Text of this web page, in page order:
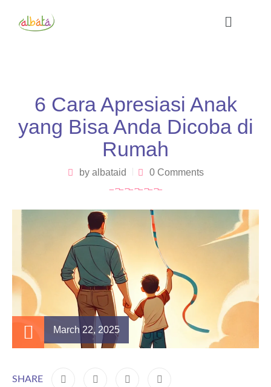
6 Cara Apresiasi Anak
yang Bisa Anda Dicoba di
Rumah
by albataid 0 Comments
March 22, 2025
SHARE